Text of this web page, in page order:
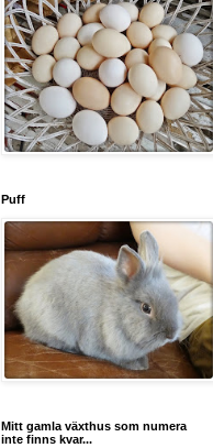
Puff
Mitt gamla växthus som numera
inte finns kvar...